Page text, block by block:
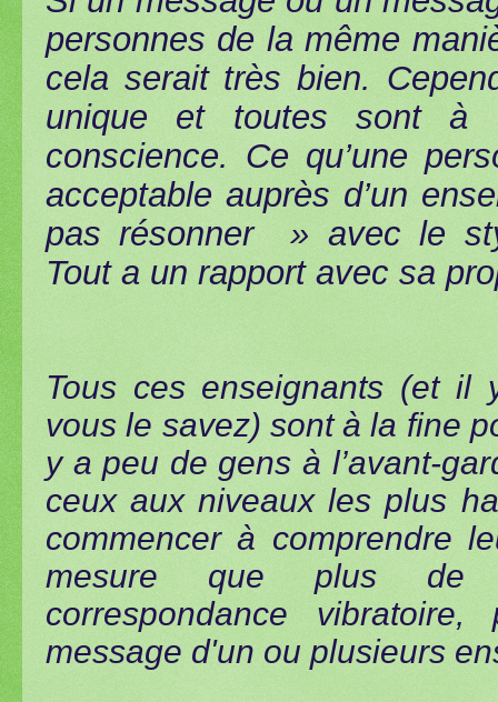
personnes de la même
cela serait très bien.
unique et toutes sont à
conscience. Ce qu’une
acceptable auprès d’un
pas résonner » avec le
Tout a un rapport avec sa
Tous ces enseignants (et
vous le savez) sont à la fine
y a peu de gens à l’avant-
ceux aux niveaux les plus
commencer à comprendre
mesure que plus de
correspondance
message d'un ou plusieurs